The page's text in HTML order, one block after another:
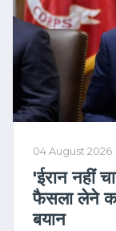
04 August 2026
'ईरान नहीं
फैसला लेने
बयान